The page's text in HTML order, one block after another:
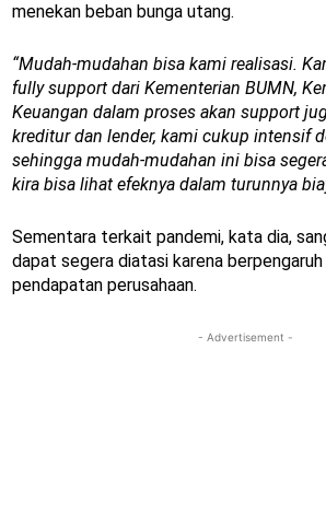
menekan beban bunga utang.
“Mudah-mudahan bisa kami realisasi.
fully support dari Kementerian BUMN,
Keuangan dalam proses akan support
kreditur dan lender, kami cukup intensif
sehingga mudah-mudahan ini bisa
kira bisa lihat efeknya dalam turunnya
Sementara terkait pandemi, kata dia,
dapat segera diatasi karena
pendapatan perusahaan.
- Advertisement -